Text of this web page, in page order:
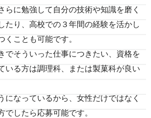
らに勉強して自分の技術や知識を磨く
たり、高校での３年間の経験を活かし
くことも可能です。
でそういった仕事につきたい、資格を
いる方は調理科、または製菓科が良い
になっているから、女性だけではなく
でしたら応募可能です。